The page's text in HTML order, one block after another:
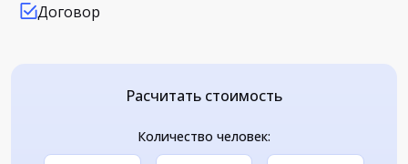
Договор
Расчитать стоимость
Количество человек: